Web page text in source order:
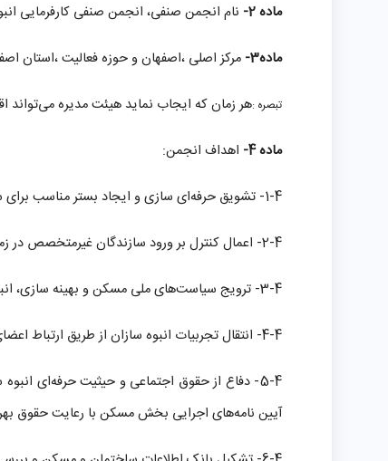
ماده 2- نام انجمن صنفی، انجمن صنفی کارفرمایی
ماده3- مرکز اصلی ،اصفهان و حوزه فعالیت ،استان
تبصره :هر زمان که ایجاب نماید هیئت مدیره می‌تواند
ماده4- اهداف انجمن:
1-4- تشویق حرفه‌ای سازی و ایجاد بستر مناسب برای سرمایه‌گذاری و انبوه سازی مسکن.
2-4- اعمال کنترل بر ورود سازندگان غیرمتخصص در زمینه فعالیت‌های انبوه سازی با هدف ارتقای کیفیت تولید مسکن و حفظ منافع ملی.
3-4- ترویج سیاست‌های ملی مسکن و بهینه سازی، انبوه سازی ،ارزان سازی، گسترش فناوری نوین و افزایش کیفیت ساخت در تولید مسکن.
4-4- انتقال تجربیات انبوه سازان از طریق ارتباط اعضای صنف با یکدیگر.
5-4- دفاع از حقوق اجتماعی و حیثیت حرفه‌ای
آیین نامه‌های اجرایی بخش مسکن با رعایت حقوق